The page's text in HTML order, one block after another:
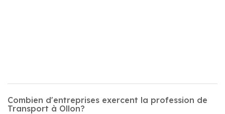
Combien d'entreprises exercent la profession de
Transport à Ollon?